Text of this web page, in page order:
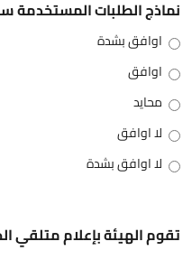
نماذج الطلبات المستخدمة
اوافق بشدة
اوافق
محايد
لا اوافق
لا اوافق بشدة
تقوم الهيئة بإعلام متلقي